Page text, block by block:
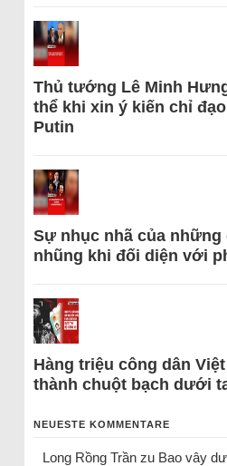
Thủ tướng Lê Minh
thể khi xin ý kiến chỉ
Putin
Sự nhục nhã của những
nhũng khi đối diện với
Hàng triệu công dân
thành chuột bạch dưới
NEUESTE KOMMENTARE
Long Rồng Trầnzu Bao vây